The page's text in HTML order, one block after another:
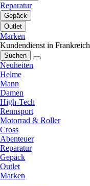
Reparatur
Gepäck
Outlet
Marken
Kundendienst in Frankreich
Suchen
Neuheiten
Helme
Mann
Damen
High-Tech
Rennsport
Motorrad & Roller
Cross
Abenteuer
Reparatur
Gepäck
Outlet
Marken